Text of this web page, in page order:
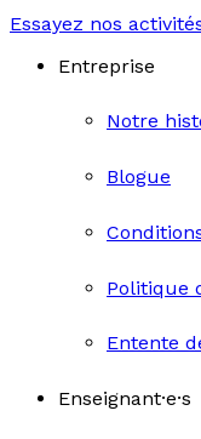
Essayez nos
Entreprise
Notre
Blogue
Politique
Entente
Enseignant·e·s